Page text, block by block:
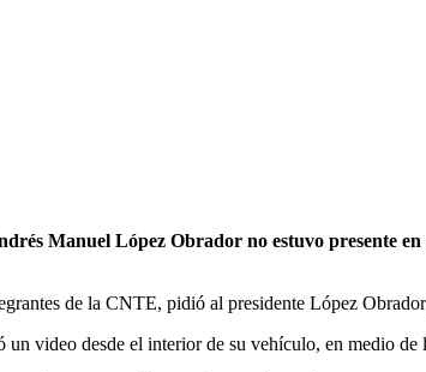
Manuel López Obrador no estuvo presente
de la CNTE, pidió al presidente López
video desde el interior de su vehículo, en medio de